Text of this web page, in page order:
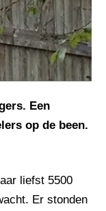
Een
op de been.
liefst 5500
Er stonden